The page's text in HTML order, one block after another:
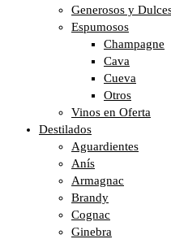
Generosos y
Espumosos
Champagne
Cava
Cueva
Otros
Vinos en Oferta
Destilados
Aguardientes
Anís
Armagnac
Brandy
Cognac
Ginebra